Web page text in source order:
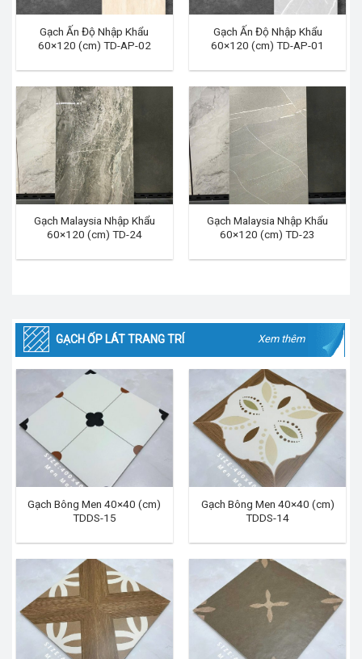
Gạch Ấn Độ Nhập Khẩu
60×120 (cm) TD-AP-02
Gạch Ấn Độ Nhập Khẩu
60×120 (cm) TD-AP-01
Gạch Malaysia Nhập Khẩu
60×120 (cm) TD-24
Gạch Malaysia Nhập Khẩu
60×120 (cm) TD-23
GẠCH ỐP LÁT TRANG TRÍ Xem thêm
Gạch Bông Men 40×40 (cm)
TDDS-15
Gạch Bông Men 40×40 (cm)
TDDS-14